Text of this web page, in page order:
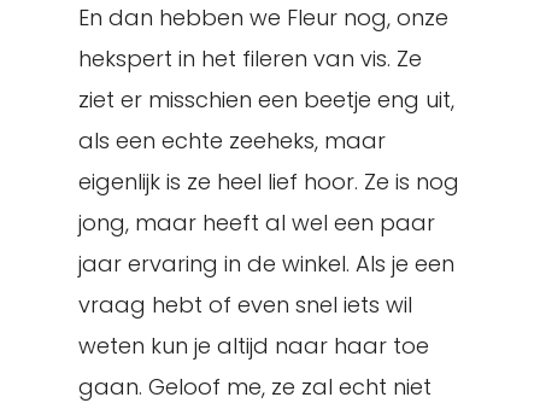
En dan hebben we Fleur nog, onze
hekspert in het fileren van vis. Ze
ziet er misschien een beetje eng uit,
als een echte zeeheks, maar
eigenlijk is ze heel lief hoor. Ze is nog
jong, maar heeft al wel een paar
jaar ervaring in de winkel. Als je een
vraag hebt of even snel iets wil
weten kun je altijd naar haar toe
gaan. Geloof me, ze zal echt niet